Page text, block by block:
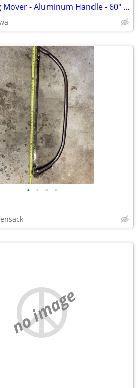
Peavey / Log Mover - Aluminum Handle - 60" Length - New in Box!
• • • •
no image